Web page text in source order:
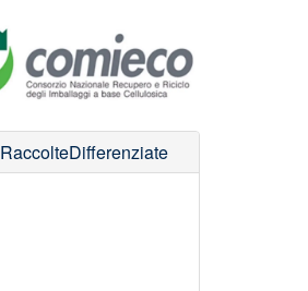
RaccolteDifferenziate